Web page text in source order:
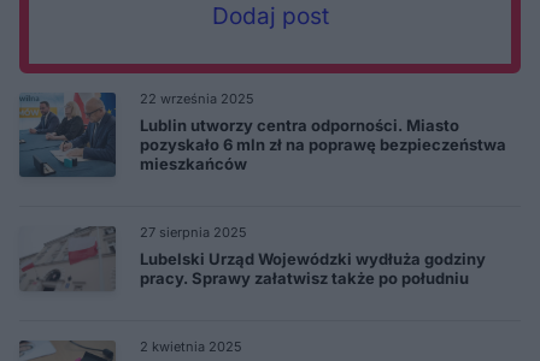
22 września 2025
Lublin utworzy centra odporności. Miasto
pozyskało 6 mln zł na poprawę bezpieczeństwa
mieszkańców
27 sierpnia 2025
Lubelski Urząd Wojewódzki wydłuża godziny
pracy. Sprawy załatwisz także po południu
2 kwietnia 2025
Dodaj post